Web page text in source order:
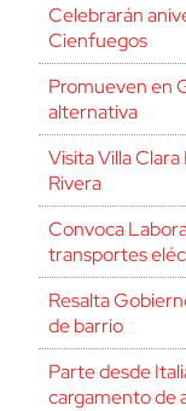
Celebrarán
Cienfuegos
Promueven en
alternativa
Visita Villa
Rivera
Convoca
transportes
Resalta
de barrio
Parte desde
cargamento de